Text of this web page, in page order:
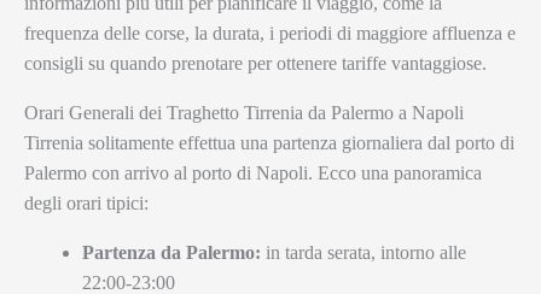
frequenza delle corse, la durata, i periodi di maggiore affluenza e
consigli su quando prenotare per ottenere tariffe vantaggiose.
Orari Generali dei Traghetto Tirrenia da Palermo a Napoli
Tirrenia solitamente effettua una partenza giornaliera dal porto di
Palermo con arrivo al porto di Napoli. Ecco una panoramica
degli orari tipici:
Partenza da Palermo: in tarda serata, intorno alle
22:00-23:00